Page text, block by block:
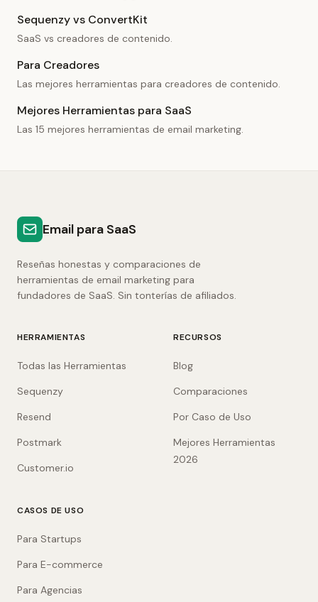
Sequenzy vs ConvertKit
SaaS vs creadores de contenido.
Para Creadores
Las mejores herramientas para creadores de contenido.
Mejores Herramientas para SaaS
Las 15 mejores herramientas de email marketing.
Email para SaaS
Reseñas honestas y comparaciones de
herramientas de email marketing para
fundadores de SaaS. Sin tonterías de afiliados.
HERRAMIENTAS
Todas las Herramientas
Sequenzy
Resend
Postmark
Customer.io
RECURSOS
Blog
Comparaciones
Por Caso de Uso
Mejores Herramientas
2026
CASOS DE USO
Para Startups
Para E-commerce
Para Agencias